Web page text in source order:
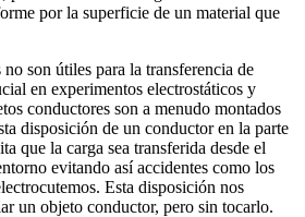
por la superficie de un material que
son útiles para la transferencia de
en experimentos electrostáticos y
conductores son a menudo montados
disposición de un conductor en la parte
que la carga sea transferida desde el
evitando así accidentes como los
Esta disposición nos
un objeto conductor, pero sin tocarlo.